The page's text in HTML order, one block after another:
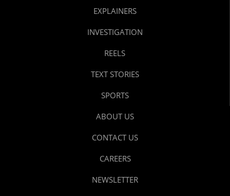
EXPLAINERS
INVESTIGATION
REELS
TEXT STORIES
SPORTS
ABOUT US
CONTACT US
CAREERS
NEWSLETTER